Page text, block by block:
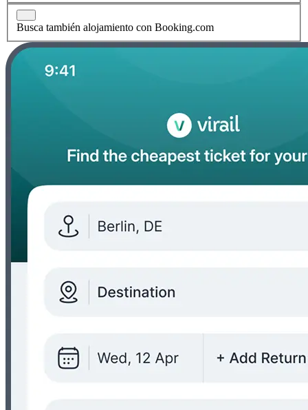
Busca también alojamiento con Booking.com